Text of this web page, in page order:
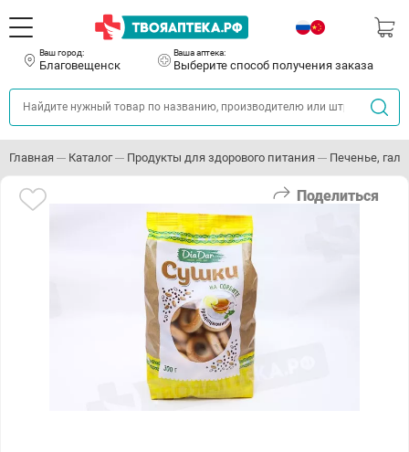
Ваш город:
Благовещенск
Ваша аптека:
Выберите способ получения заказа
Главная Каталог Продукты для здорового питания Печенье,
Поделиться